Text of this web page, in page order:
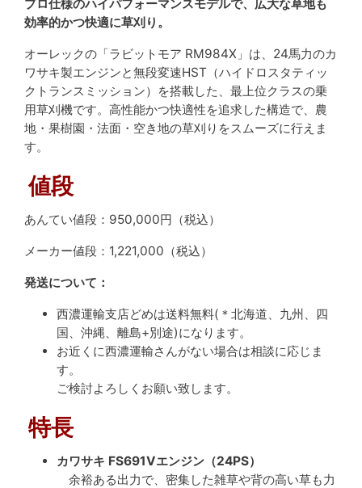
プロ仕様のハイパフォーマンスモデルで、広大な草地も
効率的かつ快適に草刈り。
オーレックの「ラビットモア RM984X」は、24馬力のカ
ワサキ製エンジンと無段変速HST（ハイドロスタティッ
クトランスミッション）を搭載した、最上位クラスの乗
用草刈機です。高性能かつ快適性を追求した構造で、農
地・果樹園・法面・空き地の草刈りをスムーズに行えま
す。
値段
あんてい値段：950,000円（税込）
メーカー値段：1,221,000（税込）
発送について：
西濃運輸支店どめは送料無料(＊北海道、九州、四
国、沖縄、離島+別途)になります。
お近くに西濃運輸さんがない場合は相談に応じま
す。
ご検討よろしくお願い致します。
特長
カワサキ FS691Vエンジン（24PS）
余裕ある出力で、密集した雑草や背の高い草も力